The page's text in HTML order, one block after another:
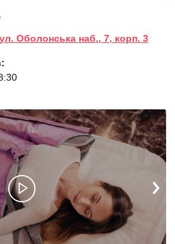
Оболонська наб., 7, корп. 3